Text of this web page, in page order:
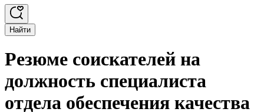
Найти
Резюме соискателей на
должность специалиста
отдела обеспечения качества